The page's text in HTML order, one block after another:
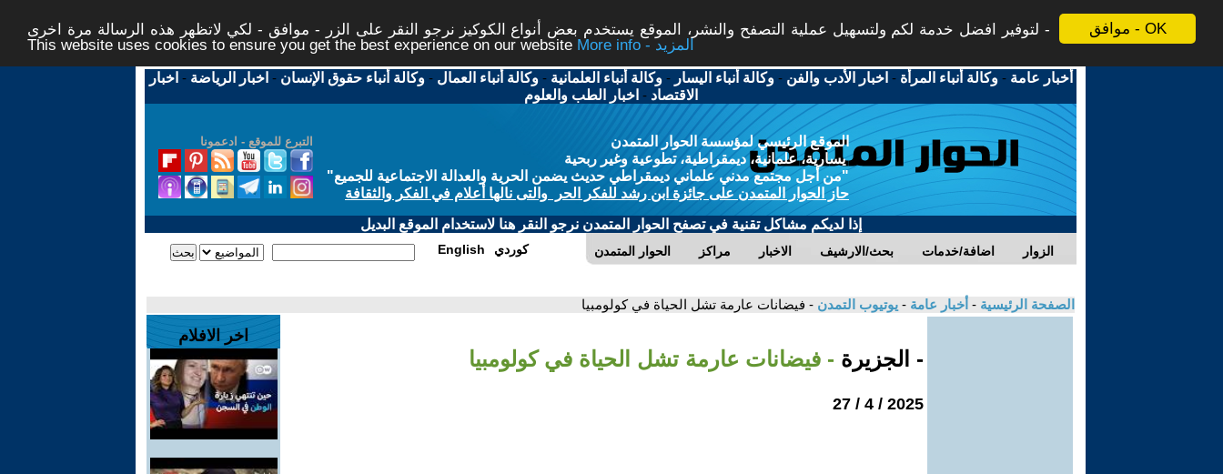
موافق - OK
لتوفير افضل خدمة لكم ولتسهيل عملية التصفح والنشر، الموقع يستخدم بعض أنواع الكوكيز نرجو النقر على الزر - موافق - لكي لاتظهر هذه الرسالة مرة اخرى -
This website uses cookies to ensure you get the best experience on our website
More info - المزيد
أخبار عامة -وكالة أنباء المرأة - اخبار الأدب والفن -وكالة أنباء اليسار -وكالة أنباء العلمانية -وكالة أنباء العمال -وكالة أنباء حقوق الإنسان - اخبار الرياضة - اخبار
الاقتصاد - اخبار الطب والعلوم
التبرع للموقع - ادعمونا
الموقع الرئيسي لمؤسسة الحوار المتمدن
يسارية، علمانية، ديمقراطية، تطوعية وغير ربحية
"من أجل مجتمع مدني علماني ديمقراطي حديث يضمن الحرية والعدالة الاجتماعية للجميع"
حاز الحوار المتمدن على جائزة ابن رشد للفكر الحر والتى نالها أعلام في الفكر والثقافة
إذا لديكم مشاكل تقنية في تصفح الحوار المتمدن نرجو النقر هنا لاستخدام الموقع البديل
الحوار المتمدن مراكز الاخبار بحث/الارشيف اضافة/خدمات الزوار English كوردي
الصفحة الرئيسية - أخبار عامة - يوتيوب التمدن - فيضانات عارمة تشل الحياة في كولومبيا
- الجزيرة - فيضانات عارمة تشل الحياة في كولومبيا
2025 / 4 / 27
اخر الافلام